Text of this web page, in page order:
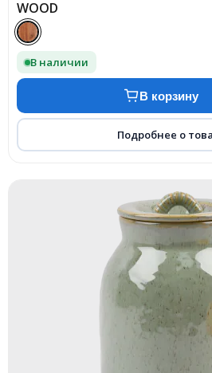
WOOD
В наличии
В корзину
Подробнее о